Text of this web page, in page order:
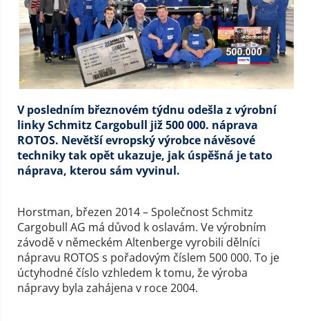
V posledním březnovém týdnu odešla z výrobní
linky Schmitz Cargobull již 500 000. náprava
ROTOS. Nevětší evropský výrobce návěsové
techniky tak opět ukazuje, jak úspěšná je tato
náprava, kterou sám vyvinul.
Horstman, březen 2014 – Společnost Schmitz
Cargobull AG má důvod k oslavám. Ve výrobním
závodě v německém Altenberge vyrobili dělníci
nápravu ROTOS s pořadovým číslem 500 000. To je
úctyhodné číslo vzhledem k tomu, že výroba
nápravy byla zahájena v roce 2004.